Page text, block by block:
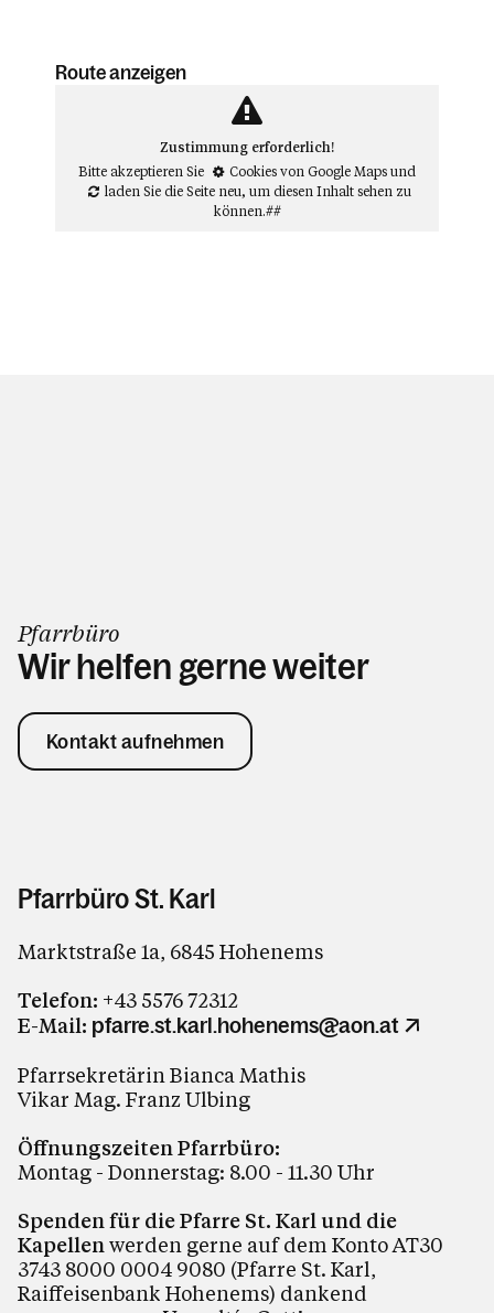
Route anzeigen
Zustimmung erforderlich!
Bitte akzeptieren Sie
Cookies von Google Mapsund
laden Sie die Seite neu, um diesen Inhalt sehen zu
können.##
Pfarrbüro
Wir helfen gerne weiter
Kontakt aufnehmen
Pfarrbüro St. Karl
Marktstraße 1a, 6845 Hohenems
Telefon: +43 5576 72312
E-Mail: pfarre.st.karl.hohenems@aon.at
Pfarrsekretärin Bianca Mathis
Vikar Mag. Franz Ulbing
Öffnungszeiten Pfarrbüro:
Montag - Donnerstag: 8.00 - 11.30 Uhr
Spenden für die Pfarre St. Karl und die
Kapellenwerden gerne auf dem Konto AT30
3743 8000 0004 9080 (Pfarre St. Karl,
Raiffeisenbank Hohenems) dankend